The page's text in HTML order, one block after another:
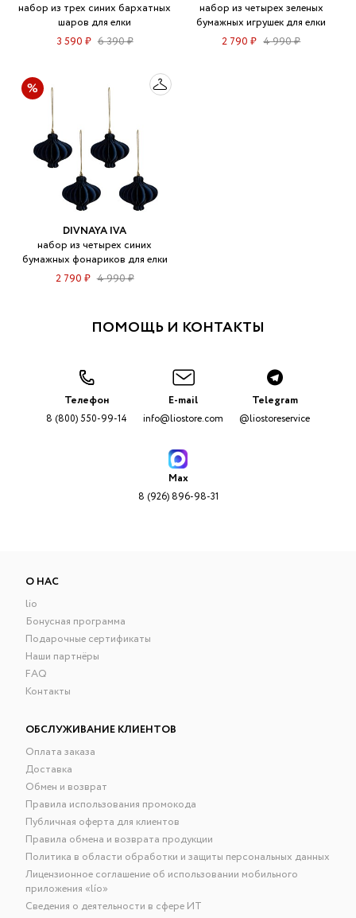
набор из трех синих бархатных
шаров для елки
3 590 ₽ 6 390 ₽
набор из четырех зеленых
бумажных игрушек для елки
2 790 ₽ 4 990 ₽
DIVNAYA IVA
набор из четырех синих
бумажных фонариков для елки
2 790 ₽ 4 990 ₽
ПОМОЩЬ И КОНТАКТЫ
Телефон
8 (800) 550-99-14
E-mail
info@liostore.com
Telegram
@liostoreservice
Max
8 (926) 896-98-31
О НАС
lio
Бонусная программа
Подарочные сертификаты
Наши партнёры
FAQ
Контакты
ОБСЛУЖИВАНИЕ КЛИЕНТОВ
Оплата заказа
Доставка
Обмен и возврат
Правила использования промокода
Публичная оферта для клиентов
Правила обмена и возврата продукции
Политика в области обработки и защиты персональных данных
Лицензионное соглашение об использовании мобильного
приложения «lío»
Сведения о деятельности в сфере ИТ